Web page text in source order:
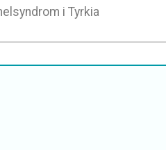
i Tyrkia